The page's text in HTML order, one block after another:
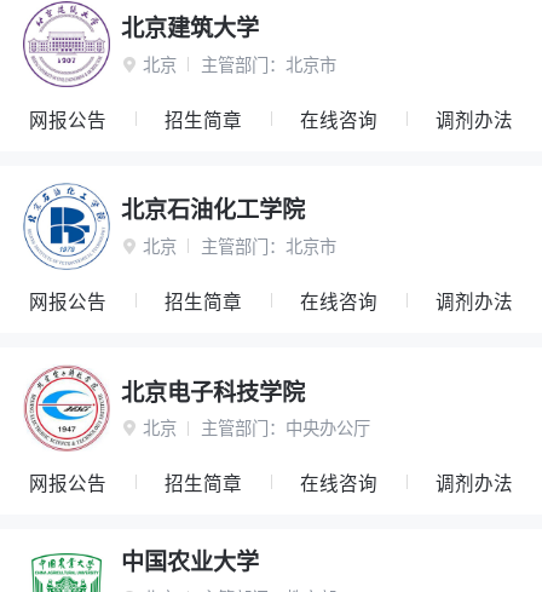
北京建筑大学
 北京 主管部门： 北京市
网报公告 招生简章 在线咨询 调剂办法
北京石油化工学院
 北京 主管部门： 北京市
网报公告 招生简章 在线咨询 调剂办法
北京电子科技学院
 北京 主管部门： 中央办公厅
网报公告 招生简章 在线咨询 调剂办法
中国农业大学